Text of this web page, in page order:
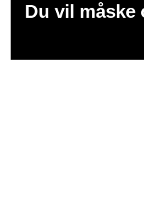
Du vil måske